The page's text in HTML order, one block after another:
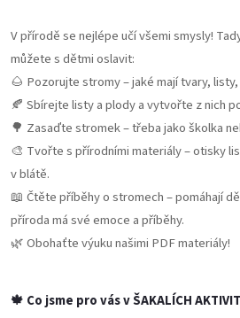
V přírodě se nejlépe učí všemi smysly!
můžete s dětmi oslavit:
🌰 Pozorujte stromy – jaké mají tvary,
🍂 Sbírejte listy a plody a vytvořte z nich
🌳 Zasaďte stromek – třeba jako školka
🎨 Tvořte s přírodními materiály – otisky
v blátě.
📖 Čtěte příběhy o stromech – pomáhají
příroda má své emoce a příběhy.
🌿 Obohaťte výuku našimi PDF materiály!
🍁 Co jsme pro vás v ŠAKALÍCH